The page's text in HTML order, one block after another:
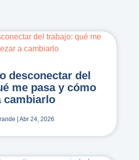
desconectar del
me pasa y cómo
cambiarlo
Abr 24, 2026